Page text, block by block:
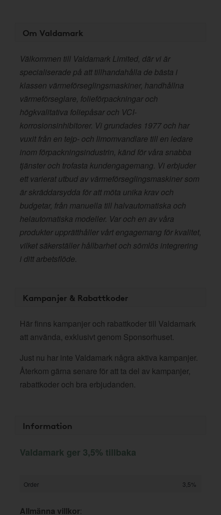
Om Valdamark
Välkommen till Valdamark Limited, där vi är
specialiserade på att tillhandahålla de bästa i
klassen värmeförseglingsmaskiner, handhållna
värmeförseglare, folieförpackningar och
högkvalitativa foliepåsar och VCI-
korrosionsinhibitorer. Vi grundades 1977 och har
vuxit från en tejp- och limomvandlare till en ledare
inom förpackningsindustrin, känd för våra snabba
tjänster och trofasta kundengagemang. Vi erbjuder
ett varierat utbud av värmeförseglingsmaskiner som
är skräddarsydda för att möta unika krav och
budgetar, från manuella till halvautomatiska och
helautomatiska modeller. Var och en av våra
produkter upprätthåller vårt engagemang för kvalitet,
vilket säkerställer hållbarhet och sömlös integrering
i ditt arbetsflöde.
Kampanjer & Rabattkoder
Här finns kampanjer och rabattkoder till Valdamark
att använda, exklusivt genom Sponsorhuset.
Just nu har inte Valdamark några aktiva kampanjer.
Återkom gärna senare för att ta del av kampanjer,
rabattkoder och bra erbjudanden.
Information
Valdamark ger 3,5% tillbaka
Order 3,5%
Allmänna villkor: